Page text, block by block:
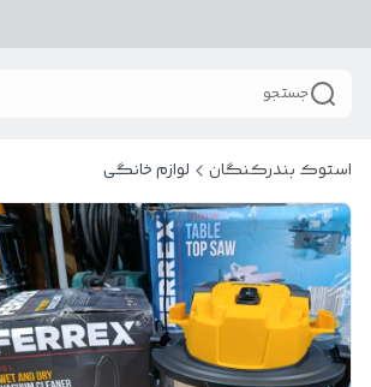
جستجو
استوک بندرکنگان لوازم خانگی